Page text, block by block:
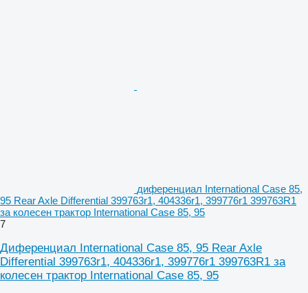
диференциал International Case 85,
95 Rear Axle Differential 399763r1, 404336r1, 399776r1 399763R1
за колесен трактор International Case 85, 95
7
Диференциал International Case 85, 95 Rear Axle
Differential 399763r1, 404336r1, 399776r1 399763R1 за
колесен трактор International Case 85, 95